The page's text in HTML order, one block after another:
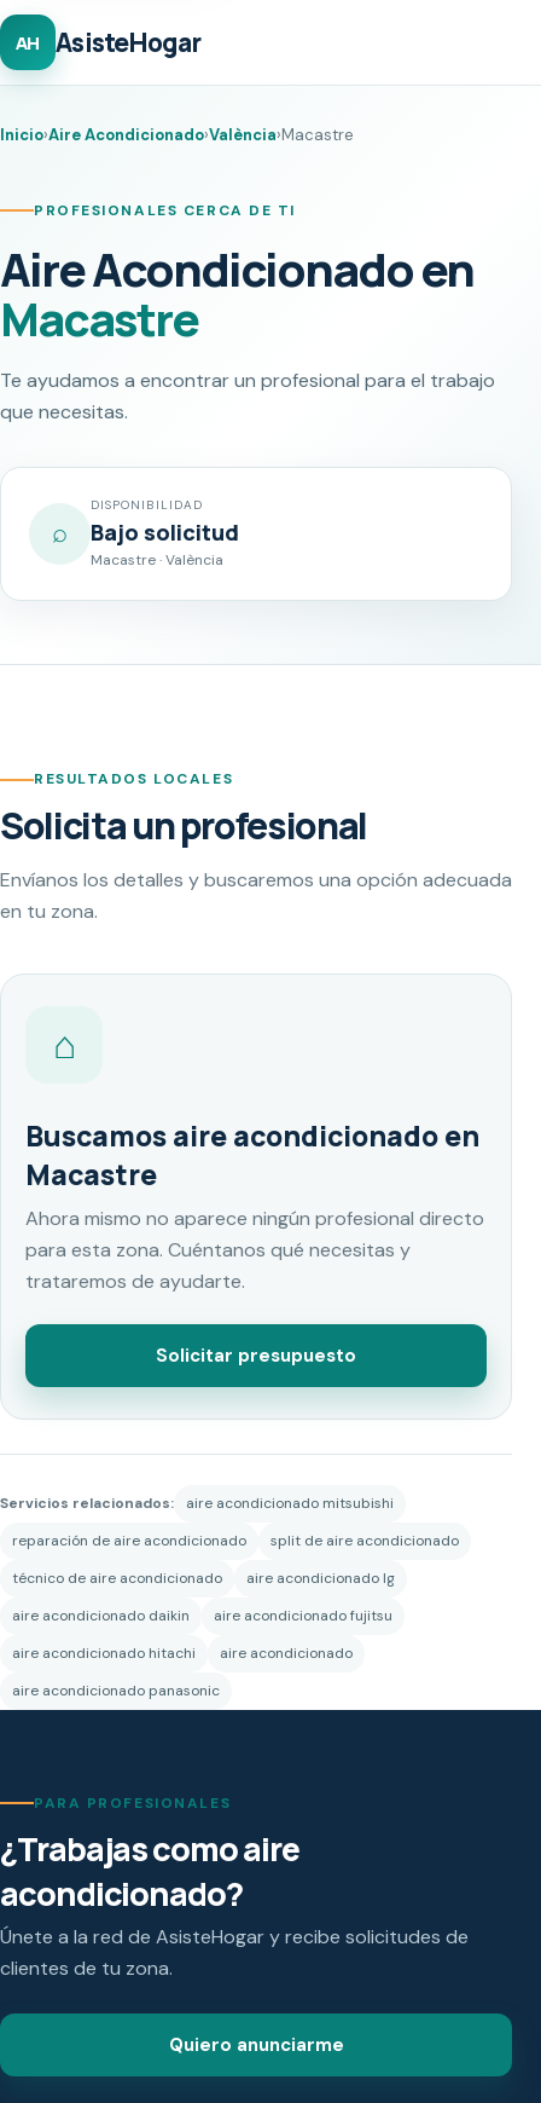
AH AsisteHogar
Inicio›Aire Acondicionado›València›Macastre
PROFESIONALES CERCA DE TI
Aire Acondicionado en
Macastre
Te ayudamos a encontrar un profesional para el trabajo
que necesitas.
⌕
DISPONIBILIDAD
Bajo solicitud
Macastre · València
RESULTADOS LOCALES
Solicita un profesional
Envíanos los detalles y buscaremos una opción adecuada
en tu zona.
⌂
Buscamos aire acondicionado en
Macastre
Ahora mismo no aparece ningún profesional directo
para esta zona. Cuéntanos qué necesitas y
trataremos de ayudarte.
Solicitar presupuesto
Servicios relacionados:
aire acondicionado mitsubishi
reparación de aire acondicionado
split de aire acondicionado
técnico de aire acondicionado
aire acondicionado lg
aire acondicionado daikin
aire acondicionado fujitsu
aire acondicionado hitachi
aire acondicionado
aire acondicionado panasonic
PARA PROFESIONALES
¿Trabajas como aire
acondicionado?
Únete a la red de AsisteHogar y recibe solicitudes de
clientes de tu zona.
Quiero anunciarme